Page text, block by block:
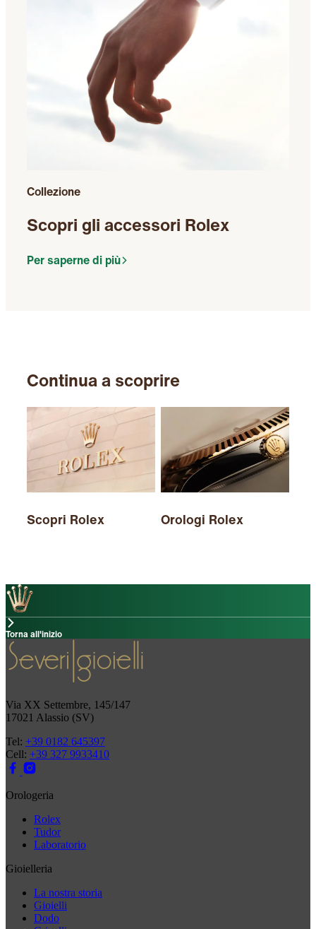
Collezione
Scopri gli accessori Rolex
Per saperne di più
Continua a scoprire
Scopri Rolex Orologi Rolex
Torna all'inizio
Via XX Settembre, 145/147
17021 Alassio (SV)
Tel: +39 0182 645397
Cell: +39 327 9933410
Orologeria
Rolex
Tudor
Laboratorio
Gioielleria
La nostra storia
Gioielli
Dodo